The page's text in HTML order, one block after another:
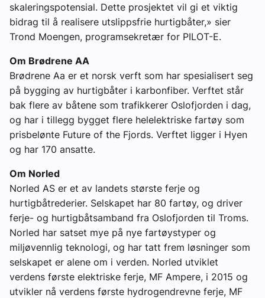
skaleringspotensial. Dette prosjektet vil gi et viktig
bidrag til å realisere utslippsfrie hurtigbåter,» sier
Trond Moengen, programsekretær for PILOT-E.
Om Brødrene AA
Brødrene Aa er et norsk verft som har spesialisert seg
på bygging av hurtigbåter i karbonfiber. Verftet står
bak flere av båtene som trafikkerer Oslofjorden i dag,
og har i tillegg bygget flere helelektriske fartøy som
prisbelønte Future of the Fjords. Verftet ligger i Hyen
og har 170 ansatte.
Om Norled
Norled AS er et av landets største ferje og
hurtigbåtrederier. Selskapet har 80 fartøy, og driver
ferje- og hurtigbåtsamband fra Oslofjorden til Troms.
Norled har satset mye på nye fartøystyper og
miljøvennlig teknologi, og har tatt frem løsninger som
selskapet er alene om i verden. Norled utviklet
verdens første elektriske ferje, MF Ampere, i 2015 og
utvikler nå verdens første hydrogendrevne ferje, MF